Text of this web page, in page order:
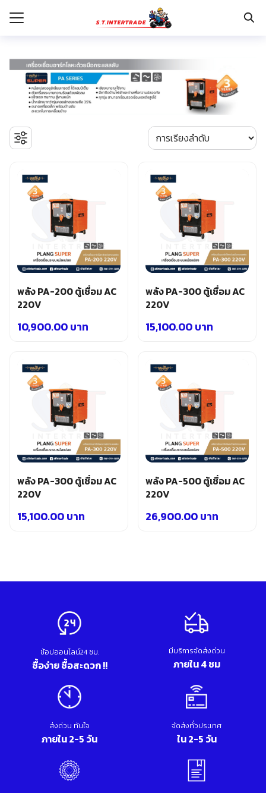
ะเงิน
BOSCH เครื่องจี้ปูน
งานระบบไฟฟ้า
รอก แม่แรงทุ่นกำลัง
ระบบพุกฝังคอนกรีต
รีคายเนอร์
อุปกรณ์ก่อสร้าง
อุปกรณ์ทำสวน การเกษตร
อุปกรณ์เก็บเครื่องมือ
อุปกรณ์เซฟตี้
อุปกรณ์เสริม ขัด เจียร เจาะ
เคมีภัณฑ์ กาว เทปกาว
เครื่องกำเนิดไฟฟ้า
เครื่องมือตอก งัด
เครื่องมือทำความสะอาด
เครื่องยนต์ เครื่องมือซ่อมรถยนต์
เครื่องเชื่อม อุปกรณ์เชื่อม
เฟอร์นิเจอร์สำนักงาน
เฟอร์นิเจอร์สำหรับบ้าน
พลัง PA-200 ตู้เชื่อม AC
220V
10,900.00บาท
พลัง PA-300 ตู้เชื่อม AC
220V
15,100.00บาท
พลัง PA-300 ตู้เชื่อม AC
220V
15,100.00บาท
พลัง PA-500 ตู้เชื่อม AC
220V
26,900.00บาท
ช้อปออนไลน์24 ชม.
ซื้อง่าย ซื้อสะดวก !!
มีบริการจัดส่งด่วน
ภายใน 4 ชม
ส่งด่วน ทันใจ
ภายใน 2-5 วัน
จัดส่งทั่วประเทศ
ใน 2-5 วัน